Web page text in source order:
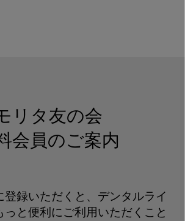
リタ友の会
会員のご案内
登録いただくと、デンタルライ
っと便利にご利用いただくこと